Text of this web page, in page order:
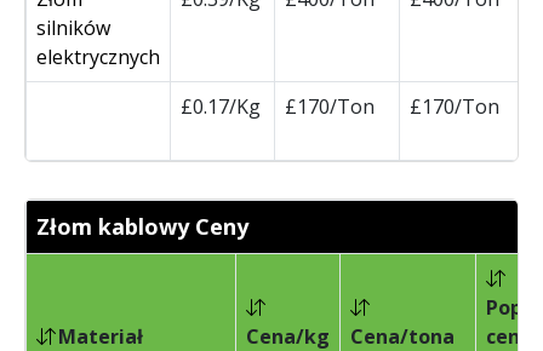
silników
elektrycznych
£0.17/Kg £170/Ton £170/Ton
Złom kablowy Ceny
Materiał Cena/kg Cena/tona